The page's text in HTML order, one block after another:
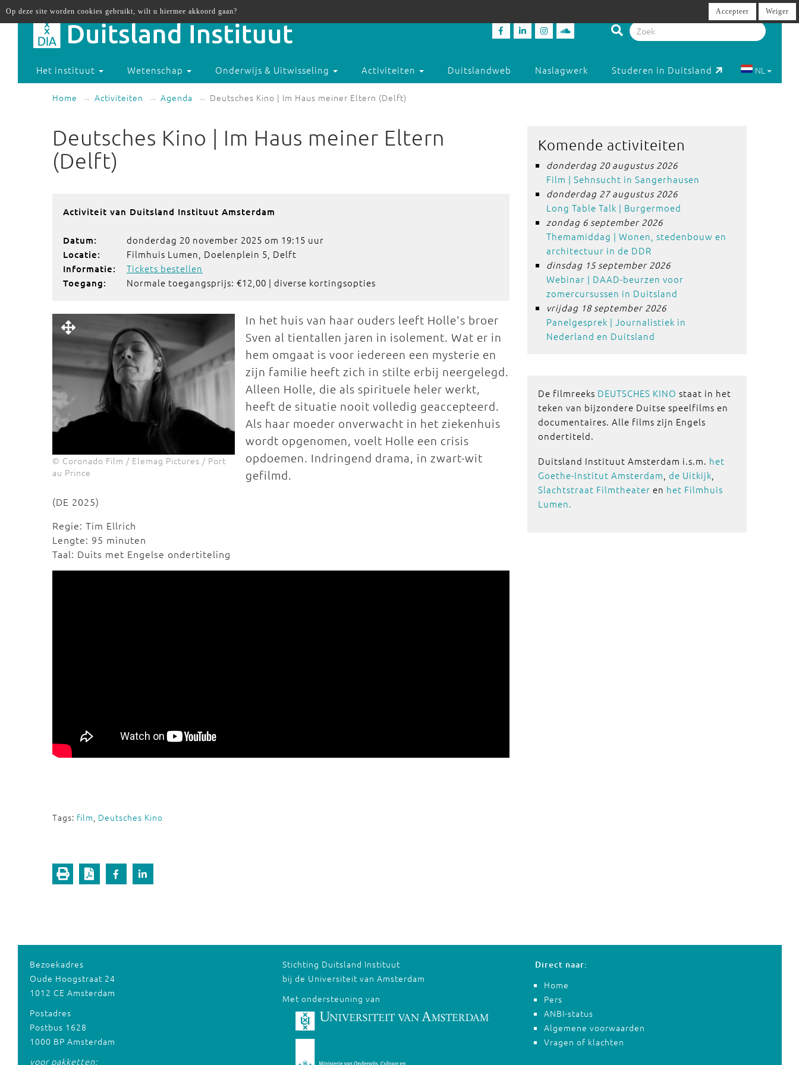
Het instituut Wetenschap Onderwijs & Uitwisseling Activiteiten Duitslandweb Naslagwerk Studeren in Duitsland NL
Home Activiteiten Agenda Deutsches Kino | Im Haus meiner Eltern (Delft)
Deutsches Kino | Im Haus meiner Eltern
(Delft)
Activiteit van Duitsland Instituut Amsterdam
Datum: donderdag 20 november 2025 om 19:15 uur
Locatie: Filmhuis Lumen, Doelenplein 5, Delft
Informatie: Tickets bestellen
Toegang: Normale toegangsprijs: €12,00 | diverse kortingsopties
© Coronado Film / Elemag Pictures / Port
au Prince
In het huis van haar ouders leeft Holle's broer
Sven al tientallen jaren in isolement. Wat er in
hem omgaat is voor iedereen een mysterie en
zijn familie heeft zich in stilte erbij neergelegd.
Alleen Holle, die als spirituele heler werkt,
heeft de situatie nooit volledig geaccepteerd.
Als haar moeder onverwacht in het ziekenhuis
wordt opgenomen, voelt Holle een crisis
opdoemen. Indringend drama, in zwart-wit
gefilmd.
(DE 2025)
Regie: Tim Ellrich
Lengte: 95 minuten
Taal: Duits met Engelse ondertiteling
Tags: film, Deutsches Kino
Komende activiteiten
donderdag 20 augustus 2026
Film | Sehnsucht in Sangerhausen
donderdag 27 augustus 2026
Long Table Talk | Burgermoed
zondag 6 september 2026
Themamiddag | Wonen, stedenbouw en
architectuur in de DDR
dinsdag 15 september 2026
Webinar | DAAD-beurzen voor
zomercursussen in Duitsland
vrijdag 18 september 2026
Panelgesprek | Journalistiek in
Nederland en Duitsland
De filmreeks DEUTSCHES KINO staat in het
teken van bijzondere Duitse speelfilms en
documentaires. Alle films zijn Engels
ondertiteld.
Duitsland Instituut Amsterdam i.s.m. het
Goethe-Institut Amsterdam de Uitkijk
Slachtstraat Filmtheater en het Filmhuis
Lumen.
Bezoekadres
Oude Hoogstraat 24
1012 CE Amsterdam
Postadres
Postbus 1628
1000 BP Amsterdam
voor pakketten:
Stichting Duitsland Instituut
bij de Universiteit van Amsterdam
Met ondersteuning van
Direct naar:
Home
Pers
ANBI-status
Algemene voorwaarden
Vragen of klachten
Op deze site worden cookies gebruikt, wilt u hiermee akkoord gaan? Accepteer Weiger